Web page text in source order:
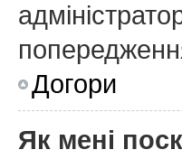
Догори
Як мені